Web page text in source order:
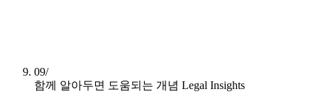
09/
함께 알아두면 도움되는 개념 Legal Insights